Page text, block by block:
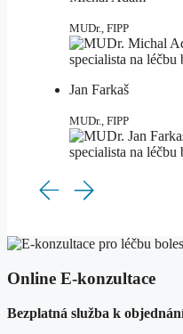
MUDr., FIPP
Jan Farkaš
MUDr., FIPP
Online E-konzultace
Bezplatná služba k